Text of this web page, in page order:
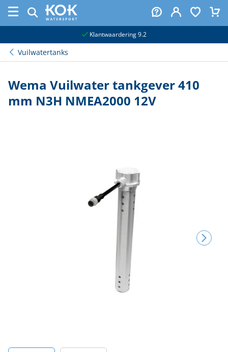
Klantwaardering 9.2
Vuilwatertanks
Wema Vuilwater tankgever 410
mm N3H NMEA2000 12V